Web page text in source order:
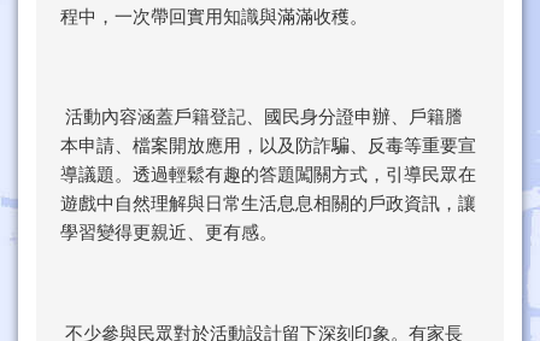
程中，一次帶回實用知識與滿滿收穫。
活動內容涵蓋戶籍登記、國民身分證申辦、戶籍謄
本申請、檔案開放應用，以及防詐騙、反毒等重要宣
導議題。透過輕鬆有趣的答題闖關方式，引導民眾在
遊戲中自然理解與日常生活息息相關的戶政資訊，讓
學習變得更親近、更有感。
不少參與民眾對於活動設計留下深刻印象。有家長